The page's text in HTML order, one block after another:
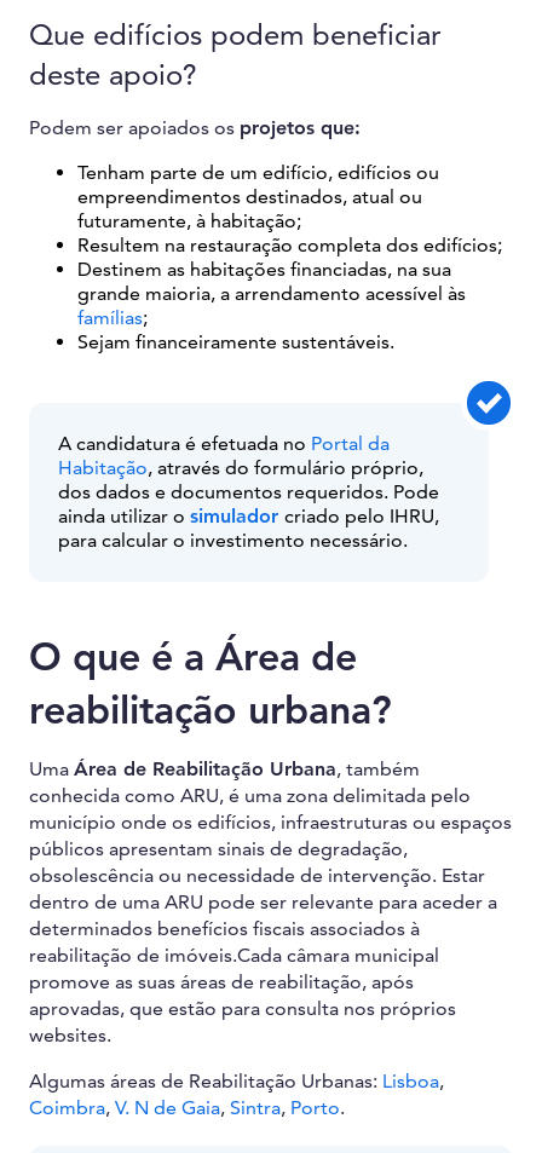
Que edifícios podem beneficiar
deste apoio?
Podem ser apoiados os projetos que:
Tenham parte de um edifício, edifícios ou
empreendimentos destinados, atual ou
futuramente, à habitação;
Resultem na restauração completa dos edifícios;
Destinem as habitações financiadas, na sua
grande maioria, a arrendamento acessível às
famílias;
Sejam financeiramente sustentáveis.
A candidatura é efetuada no Portal da
Habitação, através do formulário próprio,
dos dados e documentos requeridos. Pode
ainda utilizar o simulador criado pelo IHRU,
para calcular o investimento necessário.
O que é a Área de
reabilitação urbana?
Uma Área de Reabilitação Urbana, também
conhecida como ARU, é uma zona delimitada pelo
município onde os edifícios, infraestruturas ou espaços
públicos apresentam sinais de degradação,
obsolescência ou necessidade de intervenção. Estar
dentro de uma ARU pode ser relevante para aceder a
determinados benefícios fiscais associados à
reabilitação de imóveis.Cada câmara municipal
promove as suas áreas de reabilitação, após
aprovadas, que estão para consulta nos próprios
websites.
Algumas áreas de Reabilitação Urbanas: Lisboa,
Coimbra, V. N de Gaia, Sintra, Porto.